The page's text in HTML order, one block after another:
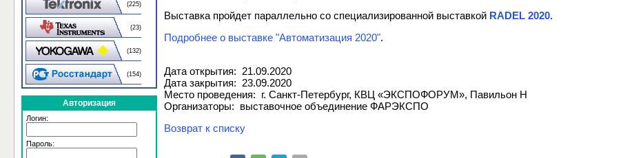
(225)
(23)
(132)
(154)
Авторизация
Логин:
Пароль:
Выставка пройдет параллельно со специализированной выставкой RADEL 2020.
Подробнее о выставке "Автоматизация 2020".
Дата открытия: 21.09.2020
Дата закрытия: 23.09.2020
Место проведения: г. Санкт-Петербург, КВЦ «ЭКСПОФОРУМ», Павильон Н
Организаторы: выставочное объединение ФАРЭКСПО
Возврат к списку